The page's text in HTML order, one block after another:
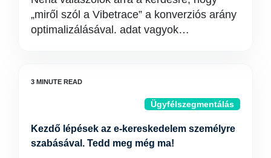
„miről szól a Vibetrace” a konverziós arány
optimalizálásával. adat vagyok…
Ügyfélszegmentálás
Kezdő lépések az e-kereskedelem személyre
szabásával. Tedd meg még ma!